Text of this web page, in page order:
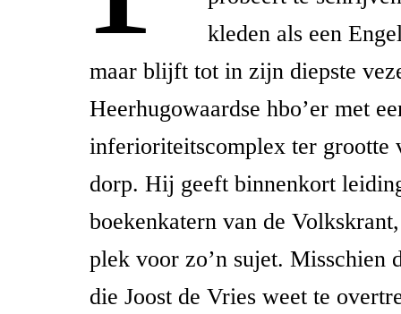
kleden als een
maar blijft tot in zijn diepste
Heerhugowaardse hbo’er met
inferioriteitscomplex ter grootte
dorp. Hij geeft binnenkort
boekenkatern van de Volkskrant,
plek voor zo’n sujet. Misschien
die Joost de Vries weet te